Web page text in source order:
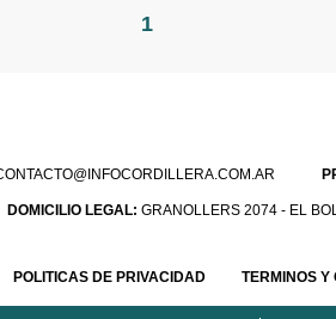
1
DOMICILIO LEGAL:GRANOLLERS 2074 - EL
POLITICAS DE PRIVACIDAD TERMINOS Y